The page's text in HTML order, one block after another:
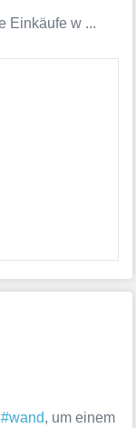
Einkäufe w ...
#wand, um einem